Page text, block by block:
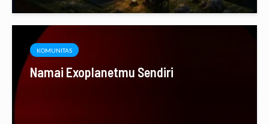
KOMUNITAS
Namai Exoplanetmu Sendiri